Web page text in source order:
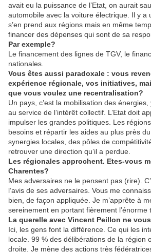
avait eu la puissance de l’Etat, on aurait
automobile avec la voiture électrique. Il y a
s’en prend aux régions mais en même
financer des dépenses qui sont de sa
Par exemple?
Le financement des lignes de TGV, le
nationales.
Vous êtes aussi paradoxale : vous
expérience régionale, vos initiatives,
que vous voulez une recentralisation?
Un pays, c’est la mobilisation des
au service de l’intérêt collectif. L’Etat doit
impulser les grandes politiques. Les
besoins et répartir les aides au plus près
synergies locales, des pôles de
retrouver une direction qu’il a perdue.
Les régionales approchent. Etes-vous
Charentes?
Mes adversaires ne le pensent pas (rire).
l’avis de ses adversaires. Vous me
bien, de façon appliquée. Je m’apprête à
sereinement en portant fièrement l’énorme
La querelle avec Vincent Peillon ne
Ici, les gens font la différence. Ce qui les
locale. 99 % des délibérations de la région
droite. Je mène des actions très